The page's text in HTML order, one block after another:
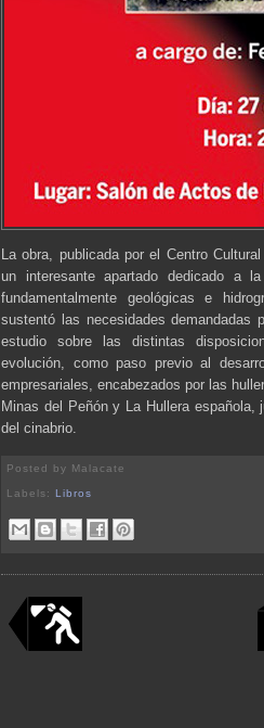
La obra, publicada por el Centro
un interesante apartado dedicado a
fundamentalmente geológicas e
sustentó las necesidades demandadas
estudio sobre las distintas
evolución, como paso previo al
empresariales, encabezados por las
Minas del Peñón y La Hullera
del cinabrio.
Posted by Malacate
Labels:Libros